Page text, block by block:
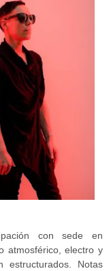
con sede en
atmosférico, electro y
estructurados. Notas